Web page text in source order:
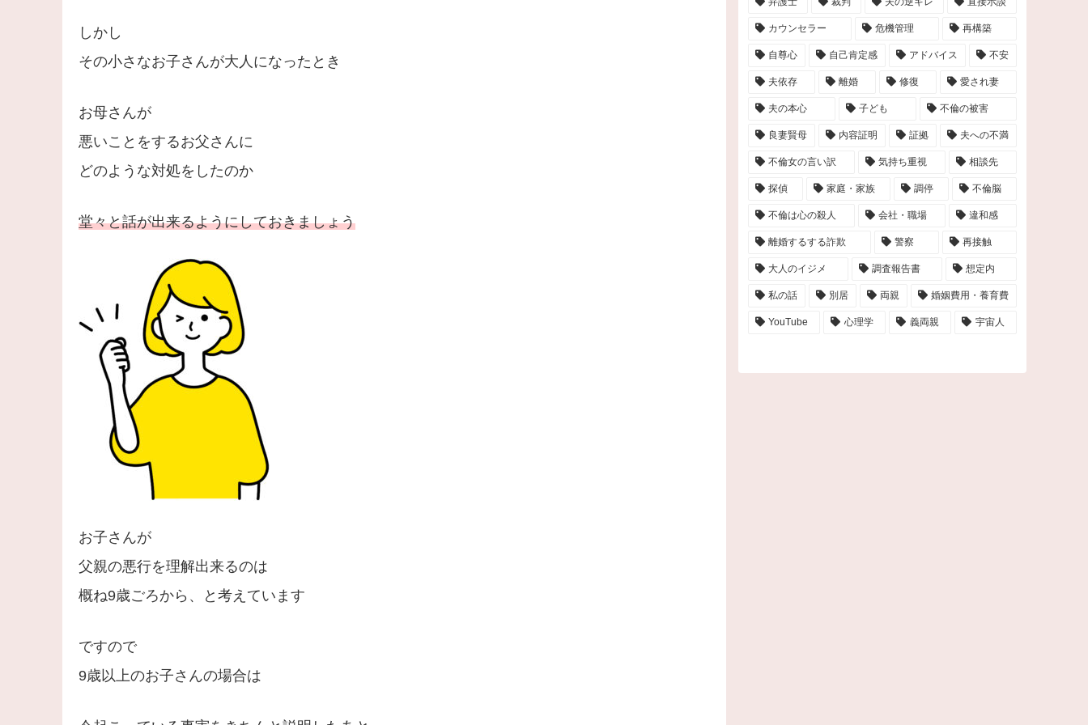
しかし
その小さなお子さんが大人になったとき
お母さんが
悪いことをするお父さんに
どのような対処をしたのか
堂々と話が出来るようにしておきましょう
お子さんが
父親の悪行を理解出来るのは
概ね9歳ごろから、と考えています
ですので
9歳以上のお子さんの場合は
カウンセラー 危機管理 再構築
自尊心 自己肯定感 アドバイス 不安
夫依存 離婚 修復 愛され妻
夫の本心 子ども 不倫の被害
良妻賢母 内容証明 証拠 夫への不満
不倫女の言い訳 気持ち重視 相談先
探偵 家庭・家族 調停 不倫脳
不倫は心の殺人 会社・職場 違和感
離婚するする詐欺 警察 再接触
大人のイジメ 調査報告書 想定内
私の話 別居 両親 婚姻費用・養育費
YouTube 心理学 義両親 宇宙人